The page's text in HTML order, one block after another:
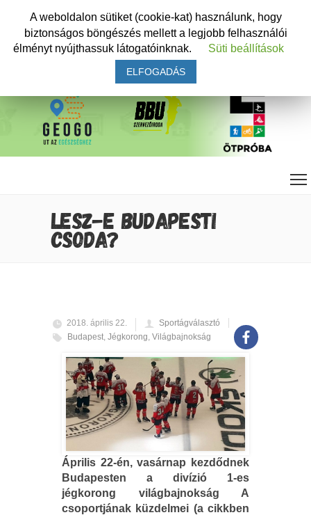
LESZ-E BUDAPESTI
CSODA?
2018. április 22.
Sportágválasztó
Budapest, Jégkorong, Világbajnokság
Április 22-én, vasárnap kezdődnek
Budapesten a divízió 1-es
jégkorong világbajnokság A
csoportjának küzdelmei (a cikkben
A weboldalon sütiket (cookie-kat) használunk, hogy
biztonságos böngészés mellett a legjobb felhasználói
élményt nyújthassuk látogatóinknak.
Süti beállítások
ELFOGADÁS